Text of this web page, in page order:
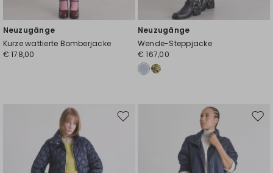
Neuzugänge
Kurze wattierte Bomberjacke
€ 178,00
Neuzugänge
Wende-Steppjacke
€ 167,00
Auf
Auf